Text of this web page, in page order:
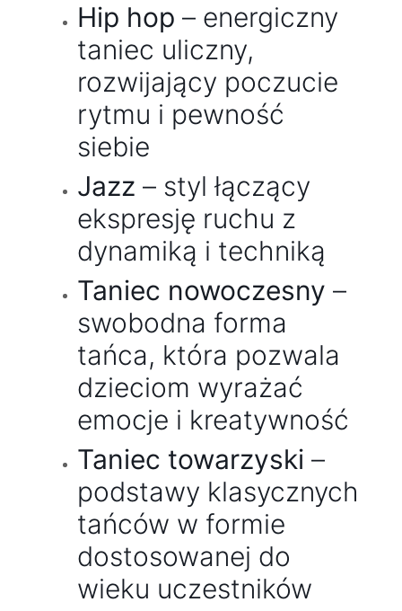
Hip hop – energiczny
taniec uliczny,
rozwijający poczucie
rytmu i pewność
siebie
Jazz – styl łączący
ekspresję ruchu z
dynamiką i techniką
Taniec nowoczesny –
swobodna forma
tańca, która pozwala
dzieciom wyrażać
emocje i kreatywność
Taniec towarzyski –
podstawy klasycznych
tańców w formie
dostosowanej do
wieku uczestników